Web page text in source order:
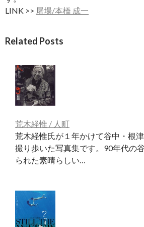
LINK >> 屠場/本橋 成一
Related Posts
荒木経惟 / 人町
荒木経惟氏が１年かけて谷中・根
撮り歩いた写真集です。90年代の
られた素晴らしい…